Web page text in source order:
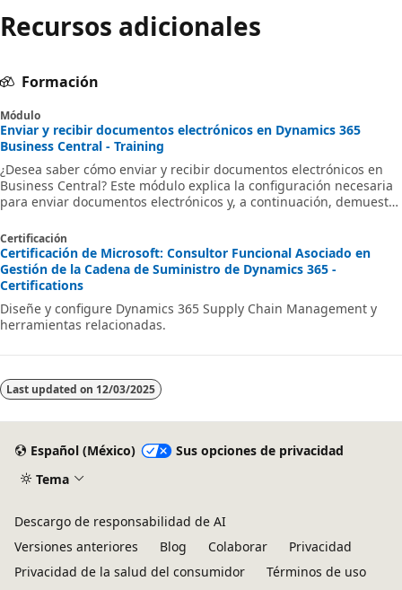
Recursos adicionales
Formación
Módulo
Enviar y recibir documentos electrónicos en Dynamics 365
Business Central - Training
¿Desea saber cómo enviar y recibir documentos electrónicos en
Business Central? Este módulo explica la configuración necesaria
para enviar documentos electrónicos y, a continuación, demuestra
proveedor.
Certificación
Certificación de Microsoft: Consultor Funcional Asociado en
Gestión de la Cadena de Suministro de Dynamics 365 -
Certifications
Diseñe y configure Dynamics 365 Supply Chain Management y
herramientas relacionadas.
Last updated on 12/03/2025
Español (México)
Sus opciones de privacidad
Tema
Descargo de responsabilidad de AI
Versiones anteriores
Blog Colaborar
Privacidad
Privacidad de la salud del consumidor
Términos de uso